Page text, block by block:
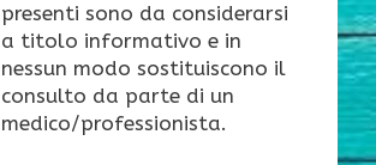
presenti sono da considerarsi
a titolo informativo e in
nessun modo sostituiscono il
consulto da parte di un
medico/professionista.